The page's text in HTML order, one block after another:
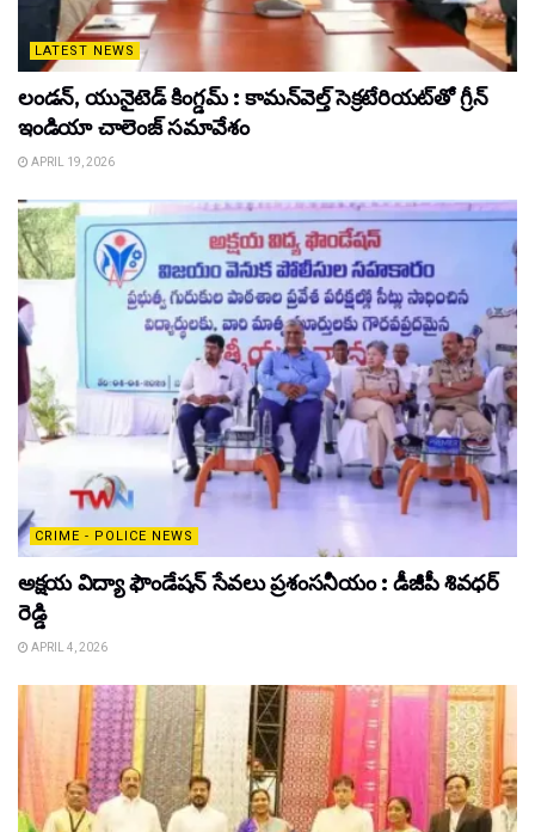
LATEST NEWS
లండన్, యునైటెడ్ కింగ్డమ్ : కామన్‌వెల్త్ సెక్రటేరియట్‌తో గ్రీన్
ఇండియా చాలెంజ్ సమావేశం
APRIL 19, 2026
CRIME - POLICE NEWS
అక్షయ విద్యా ఫౌండేషన్ సేవలు ప్రశంసనీయం : డీజీపీ శివధర్
రెడ్డి
APRIL 4, 2026